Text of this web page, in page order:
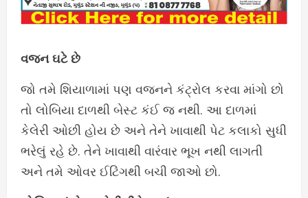
વજન ઘટે છે
જો તમે શિયાળામાં પણ વજનને કંટ્રોલ કરવા માંગો છો
તો લોબિયા દાળથી બેસ્ટ કંઈ જ નથી. આ દાળમાં
કેલેરી ઓછી હોય છે અને તેને ખાવાથી પેટ કલાકો સુધી
ભરેલું રહે છે. તેને ખાવાથી વારંવાર ભૂખ નથી લાગતી
અને તમે ઓવર ઈટિંગથી બચી જાઓ છો.